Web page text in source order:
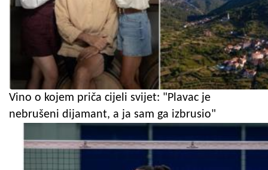
Vino o kojem priča cijeli svijet: "Plavac je
nebrušeni dijamant, a ja sam ga izbrusio"